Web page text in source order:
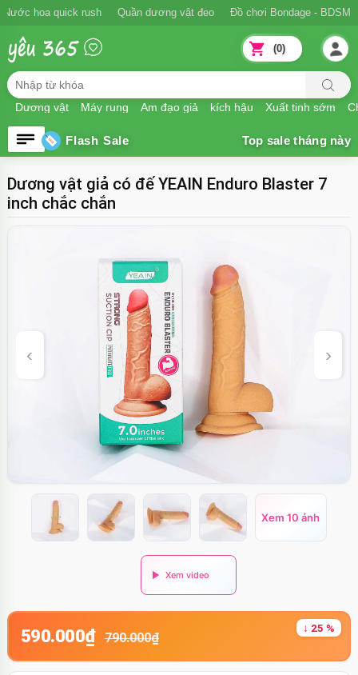
Ngăn xuất tinh sớm Nước hoa quick rush Quần dương vật đeo Đồ
Dương vật Máy rung Âm đạo giả kích hậu Xuất tinh sớm
(0)
Flash Sale
Dương vật giả có đế YEAIN Enduro Blaster 7
inch chắc chắn
Xem 10 ảnh
590.000₫ 790.000₫
↓ 25 %